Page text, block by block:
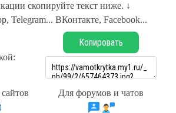
скопируйте текст ниже. ↓
Telegram... ВКонтакте, Facebook...
Копировать
Для форумов и чатов